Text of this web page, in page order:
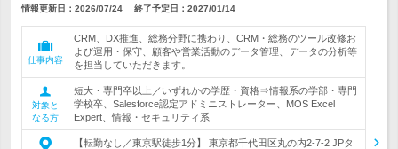
情報更新日：2026/07/24 終了予定日： 2027/01/14
仕事内容
CRM、DX推進、総務分野に携わり、CRM・総務のツール改修お
よび運用・保守、顧客や営業活動のデータ管理、データの分析等
を担当していただきます。
対象と
なる方
短大・専門卒以上／いずれかの学歴・資格⇒情報系の学部・専門
学校卒、Salesforce認定アドミニストレーター、MOS Excel
Expert、情報・セキュリティ系
【転勤なし／東京駅徒歩1分】 東京都千代田区丸の内2-7-2 JPタ